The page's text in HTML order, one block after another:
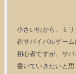
小さい頃から、ミ
在サバイバルゲー
初心者ですが、サ
書いていきたいと